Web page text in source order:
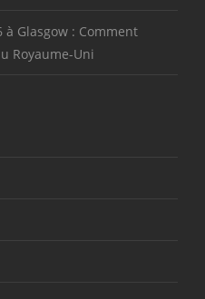
à Glasgow : Comment
Royaume-Uni